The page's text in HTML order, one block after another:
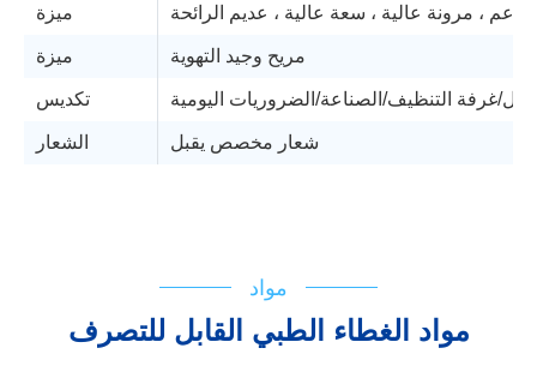
ميزة ناعم ، مرونة عالية ، سعة عالية ، عديم الرائحة
ميزة مريح وجيد التهوية
تكديس غرفة التنظيف/الصناعة/الضروريات اليومية
الشعار شعار مخصص يقبل
مواد
مواد الغطاء الطبي القابل للتصرف